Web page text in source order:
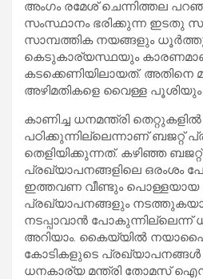
അംഗം രമേശ് ചെന്നിത്തല
സംസ്ഥാനം ഭരിക്കുന്ന ഇടതു
സാമ്പത്തിക നയങ്ങളും
കെടുകാര്യസ്ഥയും
കടക്കെണിയിലായത്. അതിനെ
അഴിമതികളെ വൈള്ള
കാണിച്ച ധനമന്ത്രി തെറ്റുകളില്‍
പഠിക്കുന്നില്ലെന്നാണ് ബജറ്റ്
തെളിയിക്കുന്നത്. കഴിഞ്ഞ
പ്രഖ്യാപനങ്ങളിലെ ഒരംശം
ഇത്തവണ വീണ്ടും പൊള്ളയായ
പ്രഖ്യാപനങ്ങളും
നടപ്പാവാന്‍ പോകുന്നില്ലെന്ന്
അറിയാം. കൈയ്യില്‍
കോടികളുടെ പ്രഖ്യാപനങ്ങള്‍
ധനകാര്യ മന്ത്രി തോമസ്